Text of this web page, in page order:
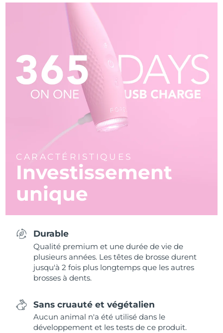
CARACTÉRISTIQUES
Investissement
unique
Durable
Qualité premium et une durée de vie de
plusieurs années. Les têtes de brosse durent
jusqu'à 2 fois plus longtemps que les autres
brosses à dents.
Sans cruauté et végétalien
Aucun animal n'a été utilisé dans le
développement et les tests de ce produit.